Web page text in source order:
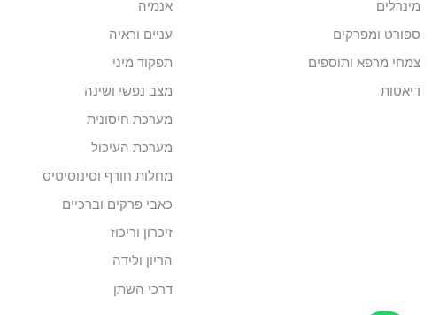
מינרלים
ספורט ומפרקים
צמחי מרפא ותוספים
דיאטות
אנמיה
עניים וראיה
תפקוד מיני
מצב נפשי ושינה
מערכת חיסונית
מערכת העיכול
מחלות חורף וסינוסיטיס
כאבי פרקים וברכיים
זיכרון וריכוז
הריון ולידה
דרכי השתן